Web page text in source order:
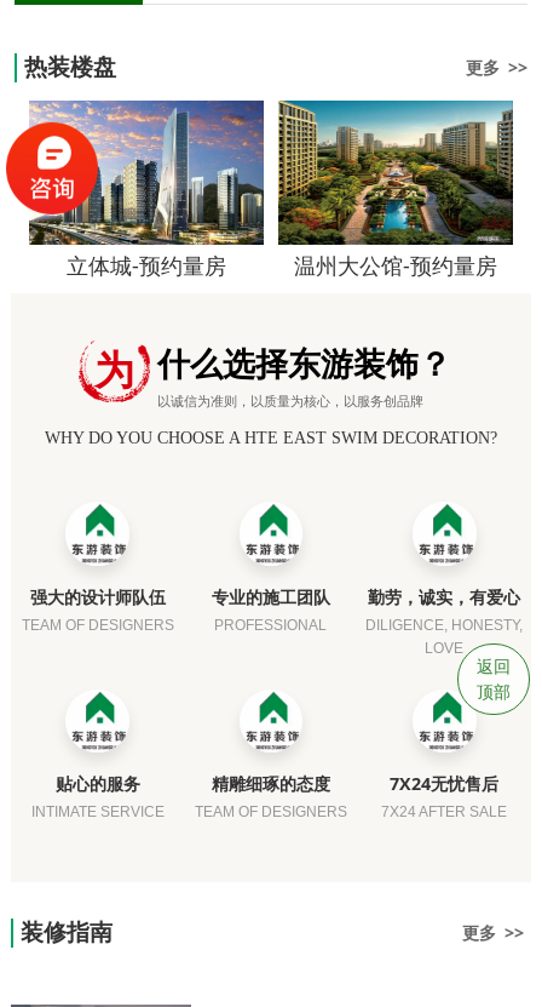
热装楼盘 更多 >>
立体城-预约量房 温州大公馆-预约量房
为 什么选择东游装饰？
以诚信为准则，以质量为核心，以服务创品牌
WHY DO YOU CHOOSE A HTE EAST SWIM DECORATION?
强大的设计师队伍
TEAM OF DESIGNERS
专业的施工团队
PROFESSIONAL
勤劳，诚实，有爱心
DILIGENCE, HONESTY,
LOVE
贴心的服务
INTIMATE SERVICE
精雕细琢的态度
TEAM OF DESIGNERS
7X24无忧售后
7X24 AFTER SALE
装修指南 更多 >>
返回
顶部